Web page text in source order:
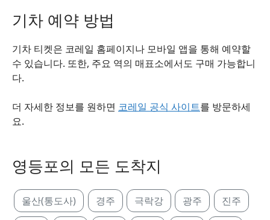
기차 예약 방법
기차 티켓은 코레일 홈페이지나 모바일 앱을 통해 예약할
수 있습니다. 또한, 주요 역의 매표소에서도 구매 가능합니
다.
더 자세한 정보를 원하면 코레일 공식 사이트를 방문하세
요.
영등포의 모든 도착지
울산(통도사) 경주 극락강 광주 진주